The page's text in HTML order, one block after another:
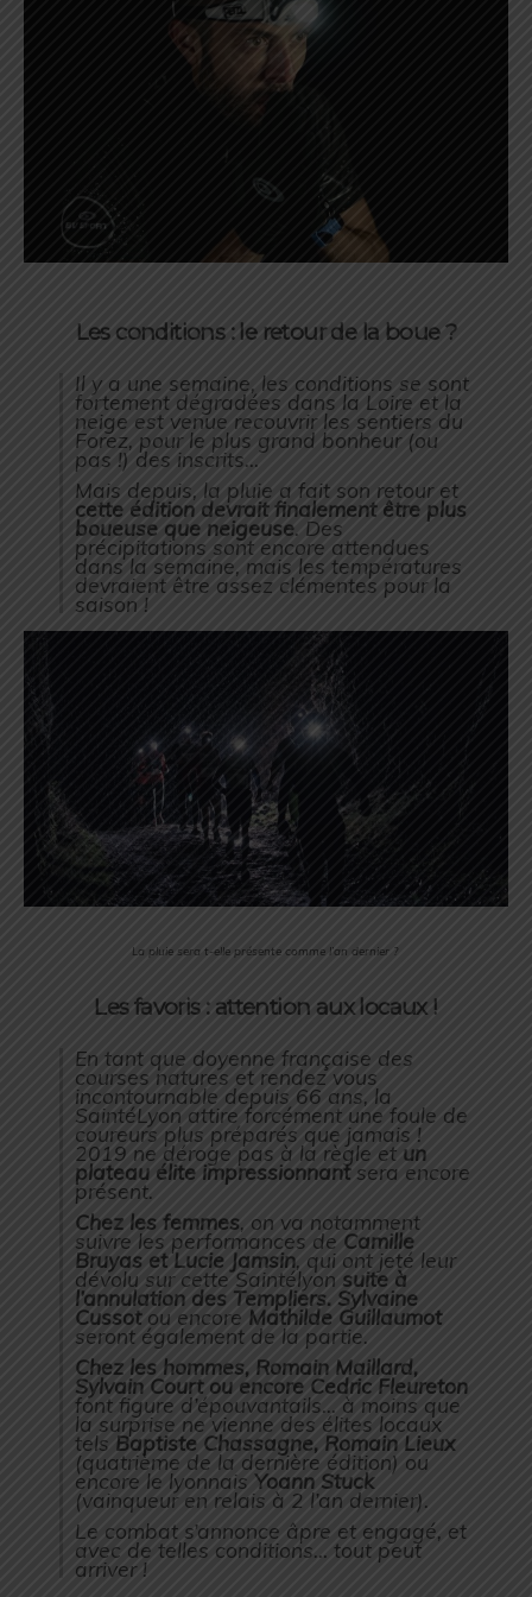
Les conditions : le retour de la boue ?
Il y a une semaine, les conditions se sont
fortement dégradées dans la Loire et la
neige est venue recouvrir les sentiers du
Forez, pour le plus grand bonheur (ou
pas !) des inscrits…
Mais depuis, la pluie a fait son retour et
cette édition devrait finalement être plus
boueuse que neigeuse. Des
précipitations sont encore attendues
dans la semaine, mais les températures
devraient être assez clémentes pour la
saison !
La pluie sera t-elle présente comme l’an dernier ?
Les favoris : attention aux locaux !
En tant que doyenne française des
courses natures et rendez vous
incontournable depuis 66 ans, la
SaintéLyon attire forcément une foule de
coureurs plus préparés que jamais !
2019 ne déroge pas à la règle et un
plateau élite impressionnantsera encore
présent.
Chez les femmes, on va notamment
suivre les performances de Camille
Bruyas et Lucie Jamsin, qui ont jeté leur
dévolu sur cette Saintélyon suite à
l’annulation des Templiers. Sylvaine
Cussotou encore Mathilde Guillaumot
seront également de la partie.
Chez les hommes, Romain Maillard,
Sylvain Court ou encore Cedric Fleureton
font figure d’épouvantails… à moins que
la surprise ne vienne des élites locaux
tels Baptiste Chassagne, Romain Lieux
(quatrième de la dernière édition) ou
encore le lyonnais Yoann Stuck
(vainqueur en relais à 2 l’an dernier).
Le combat s’annonce âpre et engagé, et
avec de telles conditions… tout peut
arriver !